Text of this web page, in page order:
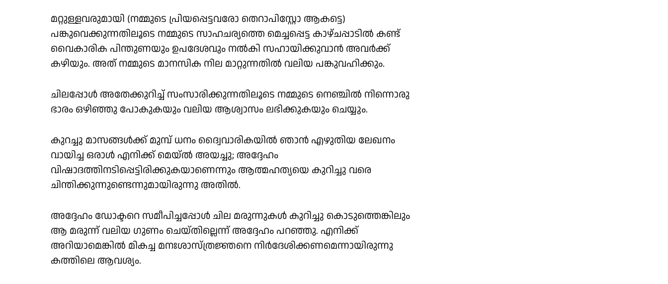
മറ്റുള്ളവരുമായി (നമ്മുടെ പ്രിയപ്പെട്ടവരോ തെറാപിസ്റ്റോ ആകട്ടെ)
പങ്കുവെക്കുന്നതിലൂടെ നമ്മുടെ സാഹചര്യത്തെ മെച്ചപ്പെട്ട കാഴ്ചപ്പാടില്‍ കണ്ട്
വൈകാരിക പിന്തുണയും ഉപദേശവും നല്‍കി സഹായിക്കുവാന്‍ അവര്‍ക്ക്
കഴിയും. അത് നമ്മുടെ മാനസിക നില മാറ്റുന്നതില്‍ വലിയ പങ്കുവഹിക്കും.
ചിലപ്പോള്‍ അതേക്കുറിച്ച് സംസാരിക്കുന്നതിലൂടെ നമ്മുടെ നെഞ്ചില്‍ നിന്നൊരു
ഭാരം ഒഴിഞ്ഞു പോകുകയും വലിയ ആശ്വാസം ലഭിക്കുകയും ചെയ്യും.
കുറച്ചു മാസങ്ങള്‍ക്ക് മുമ്പ് ധനം ദ്വൈവാരികയില്‍ ഞാന്‍ എഴുതിയ ലേഖനം
വായിച്ച ഒരാള്‍ എനിക്ക് മെയ്ല്‍ അയച്ചു; അദ്ദേഹം
വിഷാദത്തിനടിപ്പെട്ടിരിക്കുകയാണെന്നും ആത്മഹത്യയെ കുറിച്ചു വരെ
ചിന്തിക്കുന്നുണ്ടെന്നുമായിരുന്നു അതില്‍.
അദ്ദേഹം ഡോക്ടറെ സമീപിച്ചപ്പോള്‍ ചില മരുന്നുകള്‍ കുറിച്ചു കൊടുത്തെങ്കിലും
ആ മരുന്ന് വലിയ ഗുണം ചെയ്തില്ലെന്ന് അദ്ദേഹം പറഞ്ഞു. എനിക്ക്
അറിയാമെങ്കില്‍ മികച്ച മനഃശാസ്ത്രജ്ഞനെ നിര്‍ദേശിക്കണമെന്നായിരുന്നു
കത്തിലെ ആവശ്യം.